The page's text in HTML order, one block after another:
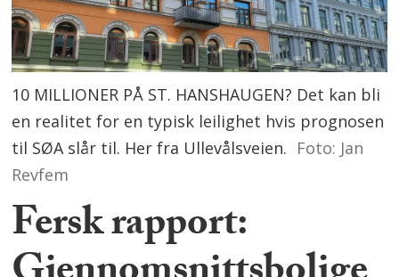
10 MILLIONER PÅ ST. HANSHAUGEN? Det kan bli
en realitet for en typisk leilighet hvis prognosen
til SØA slår til. Her fra Ullevålsveien. Foto: Jan
Revfem
Fersk rapport: